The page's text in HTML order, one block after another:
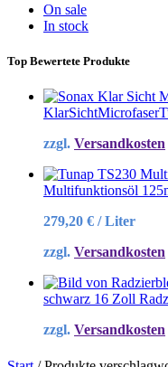
On sale
In stock
Top Bewertete Produkte
zzgl. Versandkosten
Multifunktionsöl
279,20 € /Liter
zzgl. Versandkosten
schwarz 16 Zoll
zzgl. Versandkosten